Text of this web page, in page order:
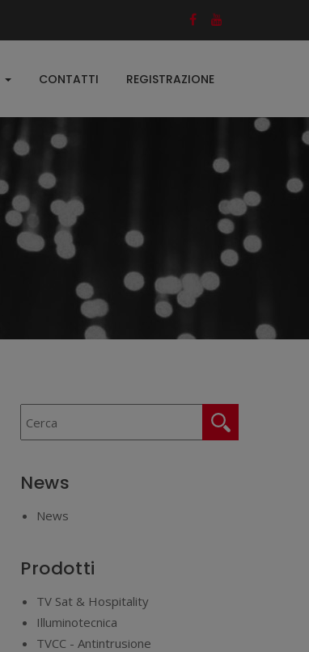
CONTATTI REGISTRAZIONE
News
News
Prodotti
TV Sat & Hospitality
Illuminotecnica
TVCC - Antintrusione